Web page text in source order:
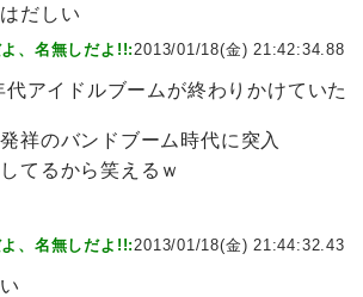
だしい
、名無しだよ!!:2013/01/18(金) 21:42:34.88
アイドルブームが終わりかけていた
祥のバンドブーム時代に突入
てるから笑えるｗ
、名無しだよ!!:2013/01/18(金) 21:44:32.43